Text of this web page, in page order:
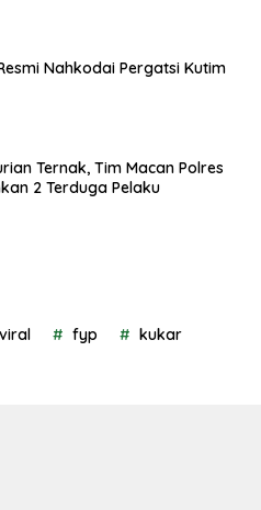
Nahkodai Pergatsi Kutim
Ternak, Tim Macan Polres
2 Terduga Pelaku
viral fyp kukar